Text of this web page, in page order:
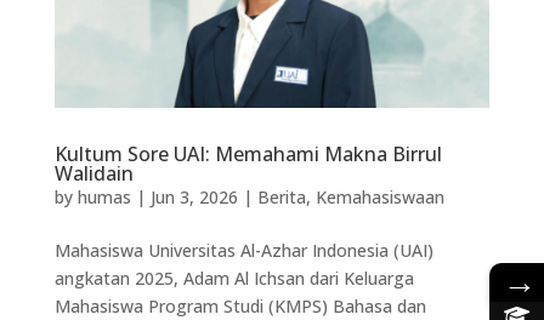
Kultum Sore UAI: Memahami Makna Birrul
Walidain
by humas | Jun 3, 2026 | Berita, Kemahasiswaan
Mahasiswa Universitas Al-Azhar Indonesia (UAI)
angkatan 2025, Adam Al Ichsan dari Keluarga
Mahasiswa Program Studi (KMPS) Bahasa dan
→